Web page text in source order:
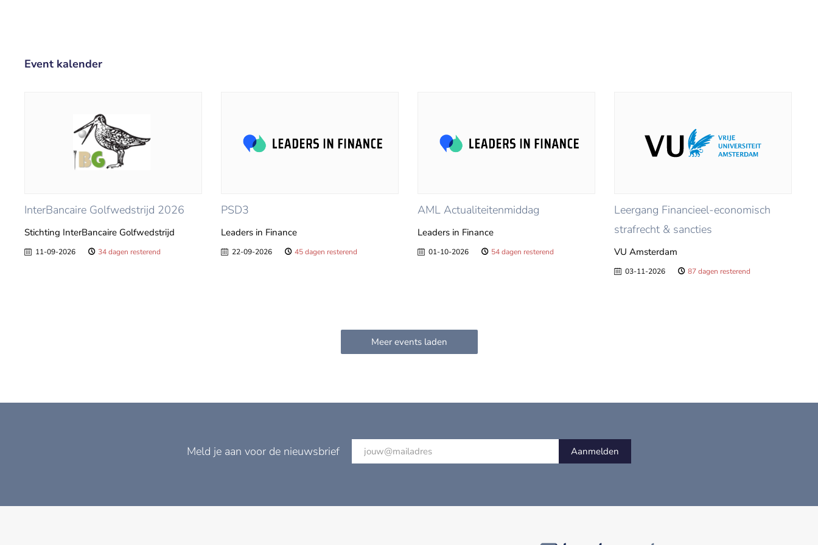
Event kalender
InterBancaire Golfwedstrijd 2026
Stichting InterBancaire Golfwedstrijd
11-09-2026 34 dagen resterend
PSD3
Leaders in Finance
22-09-2026 45 dagen resterend
AML Actualiteitenmiddag
Leaders in Finance
01-10-2026 54 dagen resterend
Leergang Financieel-economisch
strafrecht & sancties
VU Amsterdam
03-11-2026 87 dagen resterend
Meld je aan voor de nieuwsbrief Aanmelden